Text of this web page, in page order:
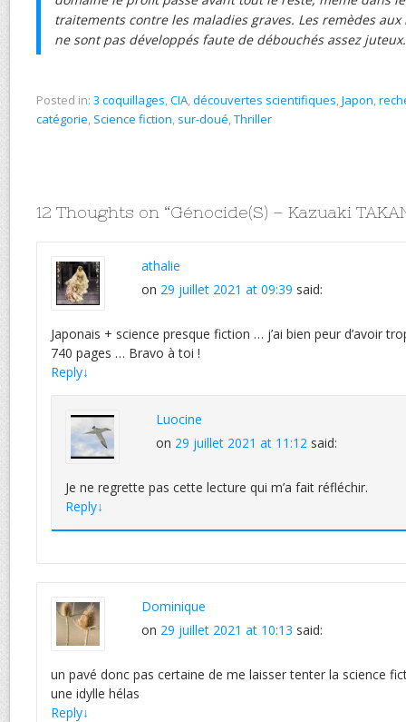
traitements contre les maladies graves. Les remèdes
ne sont pas développés faute de débouchés assez juteux.
Posted in: 3 coquillages,CIA,découvertes scientifiques,Japon,
catégorie, Science fiction, sur-doué,Thriller
12 Thoughts on “Génocide(S) – Kazuaki
athalie
on 29 juillet 2021 at 09:39 said:
Japonais + science presque fiction … j’ai bien peur d’avoir
740 pages … Bravo à toi !
Reply↓
Luocine
on 29 juillet 2021 at 11:12 said:
Je ne regrette pas cette lecture qui m’a fait réfléchir.
Reply↓
Dominique
on 29 juillet 2021 at 10:13 said:
un pavé donc pas certaine de me laisser tenter la science
une idylle hélas
Reply↓